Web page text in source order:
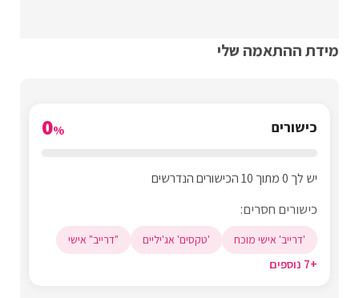
מידת ההתאמה שלי
כישורים 0%
יש לך 0 מתוך 10 הכישורים הנדרשים
כישורים חסרים:
'דרייב' אישי מוכח 'טקסים' אג'יליים "דרייב" אישי
+7 נוספים